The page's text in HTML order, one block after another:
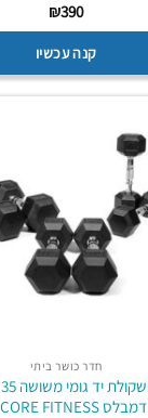
₪390
קנה עכשיו
חדר כושר ביתי
דמבלס B-CORE FITNESS